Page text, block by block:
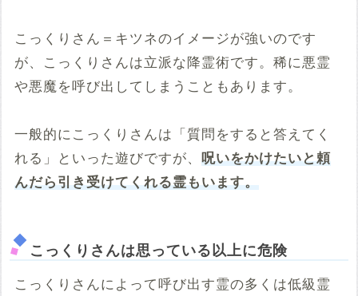
こっくりさん＝キツネのイメージが強いのです
が、こっくりさんは立派な降霊術です。稀に悪霊
や悪魔を呼び出してしまうこともあります。
一般的にこっくりさんは「質問をすると答えてく
れる」といった遊びですが、 呪いをかけたいと頼
んだら引き受けてくれる霊もいます。
こっくりさんは思っている以上に危険
こっくりさんによって呼び出す霊の多くは低級霊